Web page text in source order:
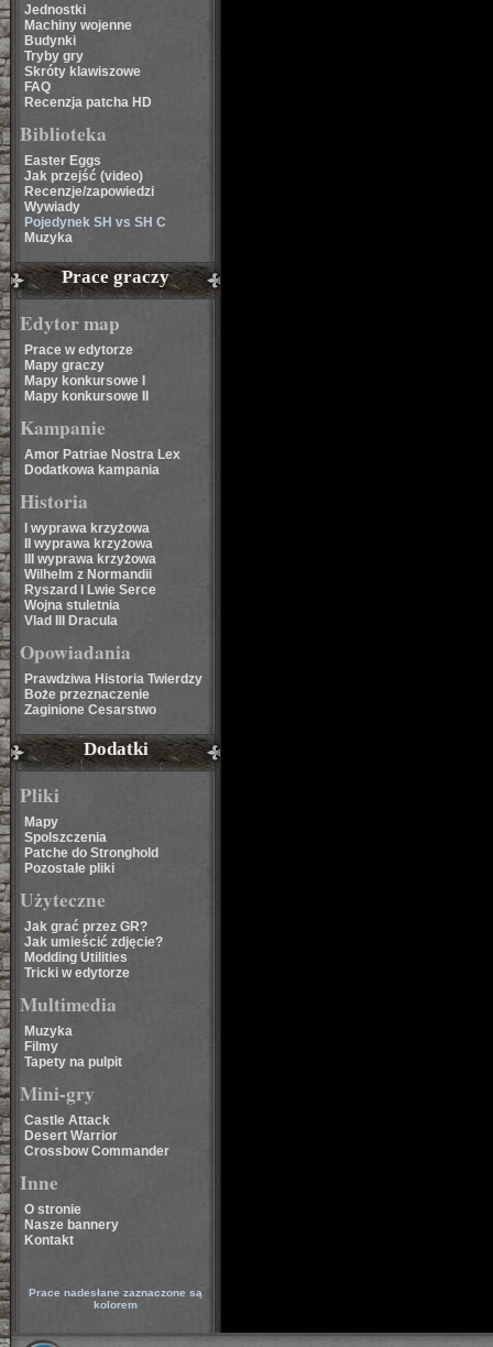
Jednostki
Machiny wojenne
Budynki
Tryby gry
Skróty klawiszowe
FAQ
Recenzja patcha HD
Biblioteka
Easter Eggs
Jak przejść (video)
Recenzje/zapowiedzi
Wywiady
Pojedynek SH vs SH C
Muzyka
Prace graczy
Edytor map
Prace w edytorze
Mapy graczy
Mapy konkursowe I
Mapy konkursowe II
Kampanie
Amor Patriae Nostra Lex
Dodatkowa kampania
Historia
I wyprawa krzyżowa
II wyprawa krzyżowa
III wyprawa krzyżowa
Wilhelm z Normandii
Ryszard I Lwie Serce
Wojna stuletnia
Vlad III Dracula
Opowiadania
Prawdziwa Historia Twierdzy
Boże przeznaczenie
Zaginione Cesarstwo
Dodatki
Pliki
Mapy
Spolszczenia
Patche do Stronghold
Pozostałe pliki
Użyteczne
Jak grać przez GR?
Jak umieścić zdjęcie?
Modding Utilities
Tricki w edytorze
Multimedia
Muzyka
Filmy
Tapety na pulpit
Mini-gry
Castle Attack
Desert Warrior
Crossbow Commander
Inne
O stronie
Nasze bannery
Kontakt
Prace nadesłane zaznaczone są
kolorem